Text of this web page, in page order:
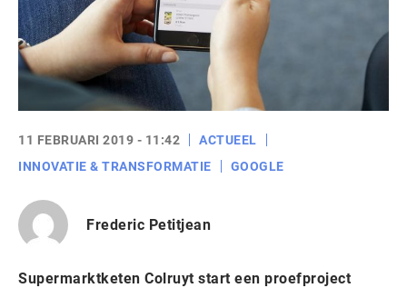
11 FEBRUARI 2019 - 11:42
ACTUEEL
INNOVATIE & TRANSFORMATIE
GOOGLE
Frederic Petitjean
Supermarktketen Colruyt start een proefproject